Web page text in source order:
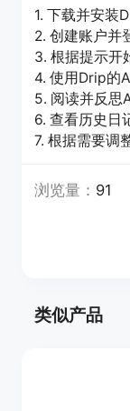
1. 下载并安装
2. 创建账户并
3. 根据提示开
4. 使用Drip的
5. 阅读并反思
6. 查看历史日
7. 根据需要调
浏览量： 91
类似产品